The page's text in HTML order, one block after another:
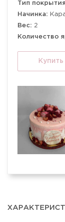
Тип
Начинка:
Вес: 2
Количество
Купить